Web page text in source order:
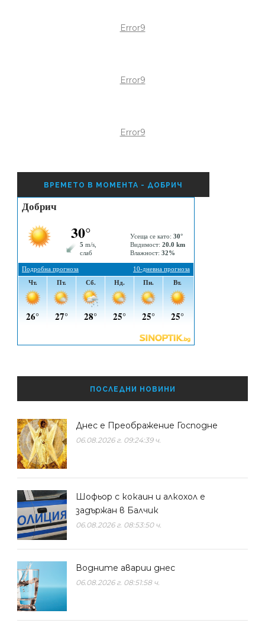
Error9
Error9
Error9
ВРЕМЕТО В МОМЕНТА - ДОБРИЧ
ПОСЛЕДНИ НОВИНИ
Днес е Преображение Господне
06.08.2026 г. 09:24:39 ч.
Шофьор с кокаин и алкохол е
задържан в Балчик
06.08.2026 г. 08:53:50 ч.
Водните аварии днес
06.08.2026 г. 08:51:58 ч.